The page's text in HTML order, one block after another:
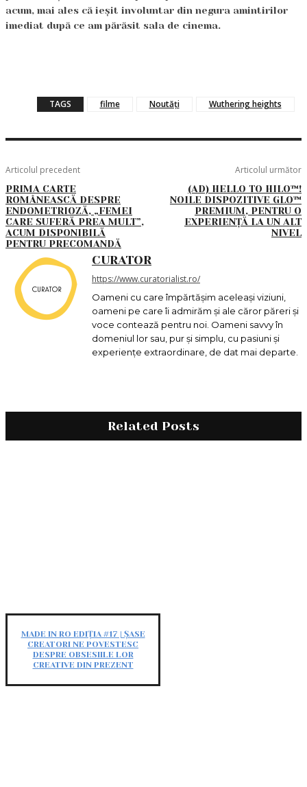
acum, mai ales că ieșit involuntar din negura amintirilor
imediat după ce am părăsit sala de cinema.
TAGS filme Noutăți Wuthering heights
Articolul precedent
PRIMA CARTE
ROMÂNEASCĂ DESPRE
ENDOMETRIOZĂ, „FEMEI
CARE SUFERĂ PREA MULT”,
ACUM DISPONIBILĂ
PENTRU PRECOMANDĂ
Articolul următor
(AD) HELLO TO HILO™!
NOILE DISPOZITIVE GLO™
PREMIUM, PENTRU O
EXPERIENȚĂ LA UN ALT
NIVEL
CURATOR
https://www.curatorialist.ro/
Oameni cu care împărtășim aceleași viziuni,
oameni pe care îi admirăm și ale căror păreri și
voce contează pentru noi. Oameni savvy în
domeniul lor sau, pur și simplu, cu pasiuni și
experiențe extraordinare, de dat mai departe.
Related Posts
MADE IN RO EDIȚIA #17 | ȘASE
CREATORI NE POVESTESC
DESPRE OBSESIILE LOR
CREATIVE DIN PREZENT